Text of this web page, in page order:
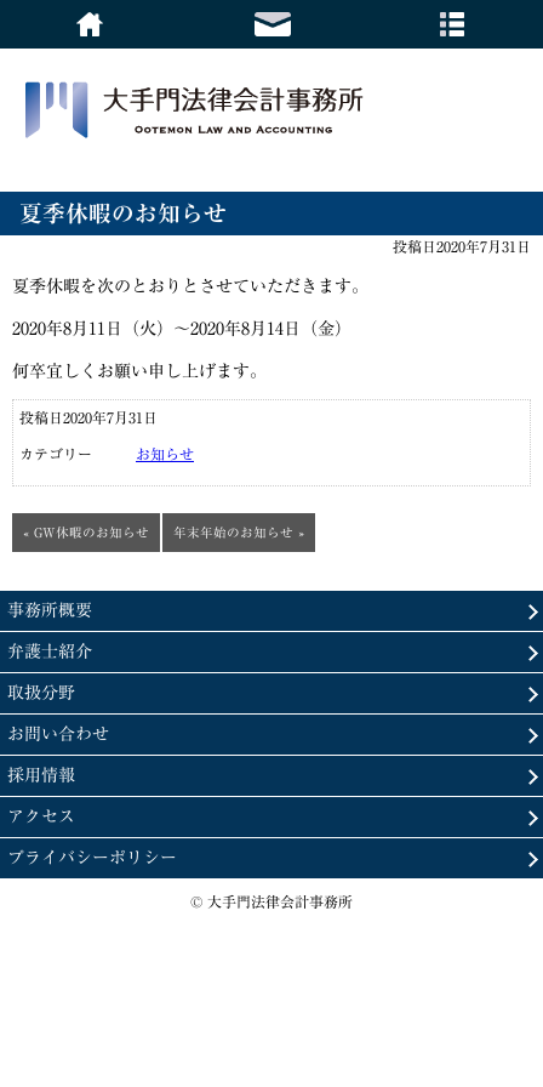
夏季休暇のお知らせ
投稿日2020年7月31日
夏季休暇を次のとおりとさせていただきます。
2020年8月11日（火）～2020年8月14日（金）
何卒宜しくお願い申し上げます。
投稿日2020年7月31日
カテゴリー お知らせ
« GW休暇のお知らせ 年末年始のお知らせ »
事務所概要
弁護士紹介
取扱分野
お問い合わせ
採用情報
アクセス
プライバシーポリシー
© 大手門法律会計事務所